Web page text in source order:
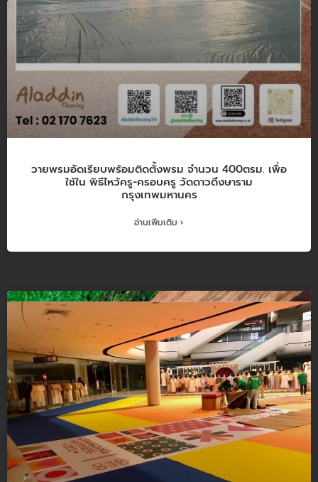
วายพรมอัดเรียบพร้อมติดตั้งพรม จำนวน 400ตรม. เพื่อ
ใช้ใน พิธีไหว้ครู-ครอบครู วัดดาวดึงษาราม
กรุงเทพมหานคร
อ่านเพิ่มเติม ›